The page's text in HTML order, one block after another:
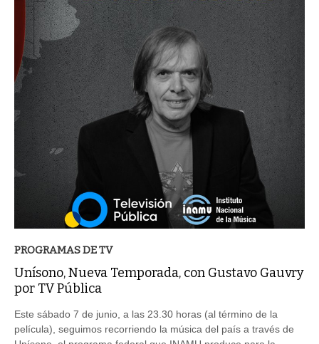
PROGRAMAS DE TV
Unísono, Nueva Temporada, con Gustavo Gauvry
por TV Pública
Este sábado 7 de junio, a las 23.30 horas (al término de la
película), seguimos recorriendo la música del país a través de